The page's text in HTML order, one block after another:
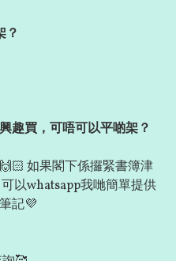
？
趣買，可唔可以平啲架？
如果閣下係攞緊書簿津
以whatsapp我哋簡單提供
記💜